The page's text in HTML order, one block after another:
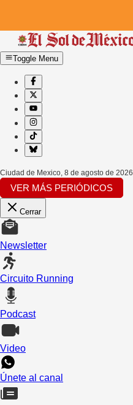
Toggle Menu
Ciudad de Mexico, 8 de agosto de 2026
VER MÁS PERIÓDICOS
Cerrar
Newsletter
Circuito Running
Podcast
Video
Únete al canal